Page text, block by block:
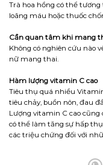
Trà hoa hồng có thể
loãng máu hoặc thuốc
Cần quan tâm khi mang
Không có nghiên cứu nào
nữ mang thai.
Hàm lượng vitamin C cao
Tiêu thụ quá nhiều
tiêu chảy, buồn nôn, đau
Lượng vitamin C cao cũng
có thể làm tăng sự hấp
các triệu chứng đối với